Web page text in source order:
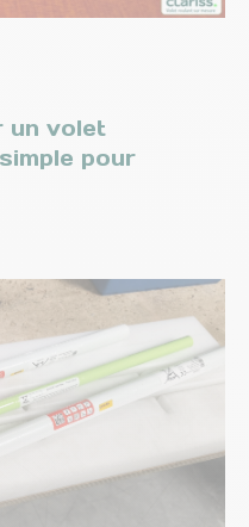
un volet
pour